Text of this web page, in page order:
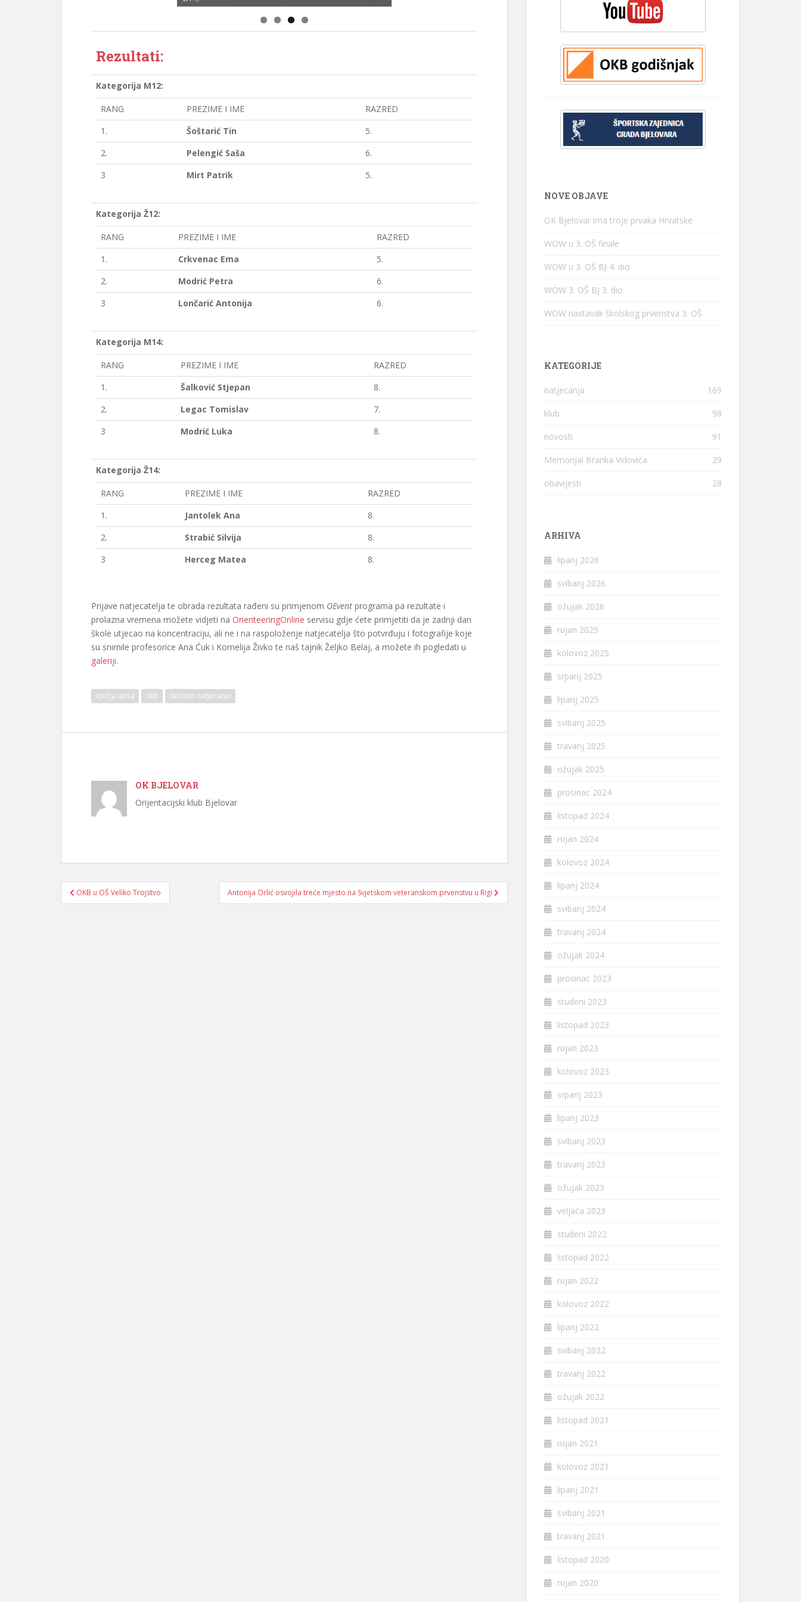
Rezultati:
Kategorija M12:
RANG PREZIME I IME
RAZRED
1.
Šoštarić Tin
5.
2.
Pelengić Saša
6.
3
Mirt Patrik 5.
Kategorija Ž12:
RANG PREZIME I IME
RAZRED
1.
Crkvenac Ema
5.
2.
Modrić Petra
6.
3
Lončarić Antonija 6.
Kategorija M14:
RANG PREZIME I IME
RAZRED
1.
Šalković Stjepan
8.
2.
Legac Tomislav
7.
3
Modrić Luka 8.
Kategorija Ž14:
RANG PREZIME I IME
RAZRED
1.
Jantolek Ana
8.
2.
Strabić Silvija
8.
3
Herceg Matea 8.
Prijave natjecatelja te obrada rezultata rađeni su primjenom OEvent programa pa rezultate i
prolazna vremena možete vidjeti na OrienteeringOnline servisu gdje ćete primjetiti da je zadnji dan
škole utjecao na koncentraciju, ali ne i na raspoloženje natjecatelja što potvrđuju i fotografije koje
su snimile profesorice Ana Ćuk i Kornelija Živko te naš tajnik Željko Belaj, a možete ih pogledati u
galeriji.
dječja utrka okb školsko natjecanje
OK BJELOVAR
Orijentacijski klub Bjelovar
Navigacija
objava
OKB u OŠ Veliko Trojstvo Antonija Orlić osvojila treće mjesto na Svjetskom veteranskom prvenstvu u Rigi
NOVE OBJAVE
OK Bjelovar ima troje prvaka Hrvatske
WOW u 3. OŠ finale
WOW u 3. OŠ BJ 4. dio
WOW 3. OŠ BJ 3. dio
WOW nastavak školskog prvenstva 3. OŠ
KATEGORIJE
natjecanja 169
klub 98
novosti 91
Memorijal Branka Vidovića 29
obavijesti 28
ARHIVA
lipanj 2026
svibanj 2026
ožujak 2026
rujan 2025
kolovoz 2025
srpanj 2025
lipanj 2025
svibanj 2025
travanj 2025
ožujak 2025
prosinac 2024
listopad 2024
rujan 2024
kolovoz 2024
lipanj 2024
svibanj 2024
travanj 2024
ožujak 2024
prosinac 2023
studeni 2023
listopad 2023
rujan 2023
kolovoz 2023
srpanj 2023
lipanj 2023
svibanj 2023
travanj 2023
ožujak 2023
veljača 2023
studeni 2022
listopad 2022
rujan 2022
kolovoz 2022
lipanj 2022
svibanj 2022
travanj 2022
ožujak 2022
listopad 2021
rujan 2021
kolovoz 2021
lipanj 2021
svibanj 2021
travanj 2021
listopad 2020
rujan 2020